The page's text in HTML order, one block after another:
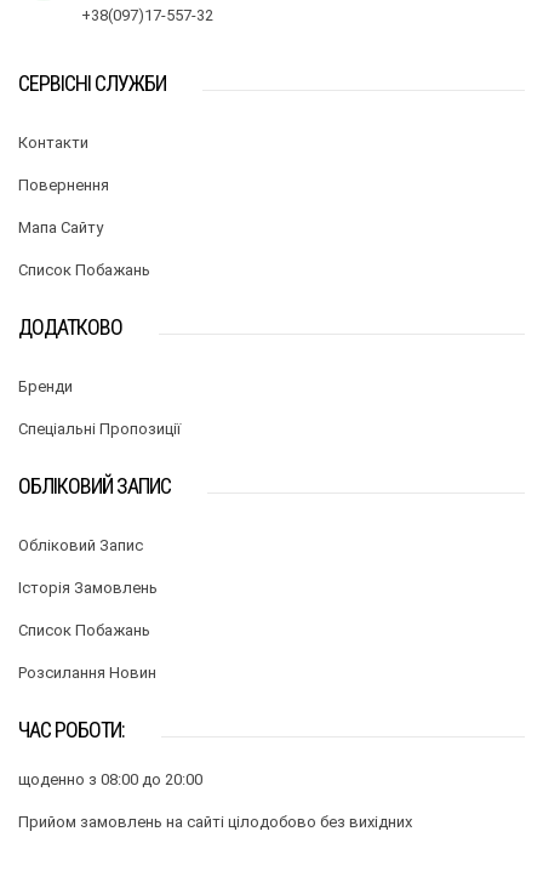
+38(097)17-557-32
СЕРВІСНІ СЛУЖБИ
Контакти
Повернення
Мапа Сайту
Список Побажань
ДОДАТКОВО
Бренди
Спеціальні Пропозиції
ОБЛІКОВИЙ ЗАПИС
Обліковий Запис
Історія Замовлень
Список Побажань
Розсилання Новин
ЧАС РОБОТИ:
щоденно з 08:00 до 20:00
Прийом замовлень на сайті цілодобово без вихідних